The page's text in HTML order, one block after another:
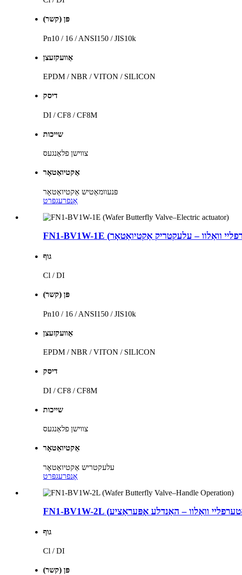
פּן (קשר)
Pn10 / 16 / ANSI150 / JIS10k
אַוועקזעצן
EPDM / NBR / VITON / SILICON
דיסק
DI / CF8 / CF8M
שייכות
צווישן פלאַנגעס
אַקטיואַטאָר
פּנעוומאַטיש אַקטיואַטאָר
אָנפרעגפּרט
גוף
Cl / DI
פּן (קשר)
Pn10 / 16 / ANSI150 / JIS10k
אַוועקזעצן
EPDM / NBR / VITON / SILICON
דיסק
DI / CF8 / CF8M
שייכות
צווישן פלאַנגעס
אַקטיואַטאָר
עלעקטריש אַקטיואַטאָר
אָנפרעגפּרט
גוף
Cl / DI
פּן (קשר)